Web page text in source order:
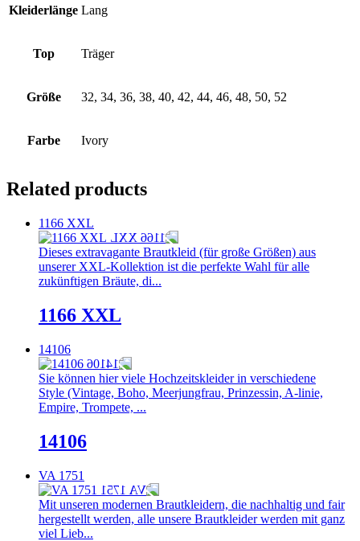
Kleiderlänge Lang
Top Träger
Größe 32, 34, 36, 38, 40, 42, 44, 46, 48, 50, 52
Farbe Ivory
Related products
1166 XXL
Dieses extravagante Brautkleid (für große Größen) aus
unserer XXL-Kollektion ist die perfekte Wahl für alle
zukünftigen Bräute, di...
1166 XXL
14106
Sie können hier viele Hochzeitskleider in verschiedene
Style (Vintage, Boho, Meerjungfrau, Prinzessin, A-linie,
Empire, Trompete, ...
14106
VA 1751
Mit unseren modernen Brautkleidern, die nachhaltig und fair
hergestellt werden, alle unsere Brautkleider werden mit ganz
viel Lieb...